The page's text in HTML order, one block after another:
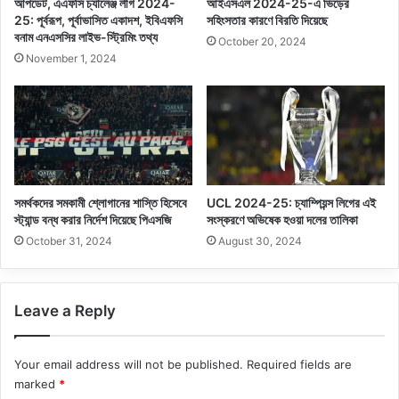
25: পূর্বরূপ, পূর্বাভাসিত একাদশ, ইবিএফসি
বনাম এনএসসির লাইভ-স্ট্রিমিং তথ্য
November 1, 2024
সহিংসতার কারণে বিরতি দিয়েছে
October 20, 2024
সমর্থকদের সমকামী শ্লোগানের শাস্তি হিসেবে
স্ট্যান্ড বন্ধ করার নির্দেশ দিয়েছে পিএসজি
October 31, 2024
UCL 2024-25: চ্যাম্পিয়ন্স লিগের এই
সংস্করণে অভিষেক হওয়া দলের তালিকা
August 30, 2024
Leave a Reply
Your email address will not be published. Required fields are
marked *